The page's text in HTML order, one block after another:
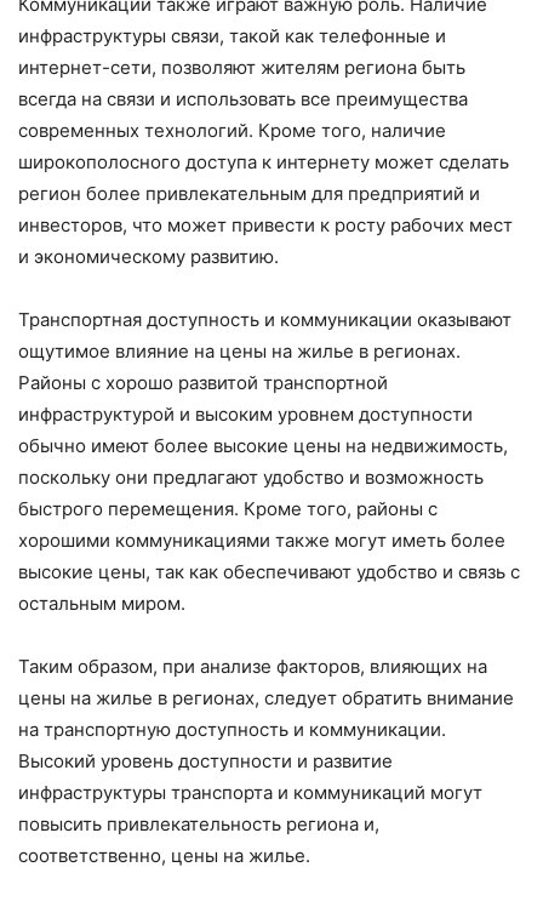
инфраструктуры связи, такой как телефонные и
интернет-сети, позволяют жителям региона быть
всегда на связи и использовать все преимущества
современных технологий. Кроме того, наличие
широкополосного доступа к интернету может сделать
регион более привлекательным для предприятий и
инвесторов, что может привести к росту рабочих мест
и экономическому развитию.
Транспортная доступность и коммуникации оказывают
ощутимое влияние на цены на жилье в регионах.
Районы с хорошо развитой транспортной
инфраструктурой и высоким уровнем доступности
обычно имеют более высокие цены на недвижимость,
поскольку они предлагают удобство и возможность
быстрого перемещения. Кроме того, районы с
хорошими коммуникациями также могут иметь более
высокие цены, так как обеспечивают удобство и связь с
остальным миром.
Таким образом, при анализе факторов, влияющих на
цены на жилье в регионах, следует обратить внимание
на транспортную доступность и коммуникации.
Высокий уровень доступности и развитие
инфраструктуры транспорта и коммуникаций могут
повысить привлекательность региона и,
соответственно, цены на жилье.